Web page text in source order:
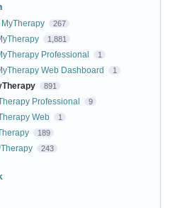
267
1,881
Professional 1
Web Dashboard 1
891
Professional 9
Web 1
189
243